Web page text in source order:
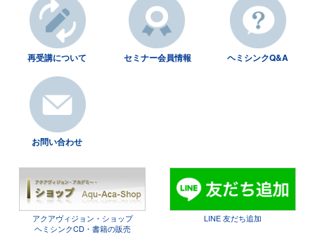
再受講について セミナー会員情報 ヘミシンクQ&A
お問い合わせ
アクアヴィジョン・ショップ
ヘミシンクCD・書籍の販売
LINE 友だち追加